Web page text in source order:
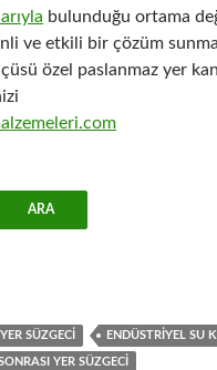
bulunduğu ortama
ve etkili bir çözüm
özel paslanmaz yer
SÜZGECI ENDÜSTRIYEL SU
YER SÜZGECI